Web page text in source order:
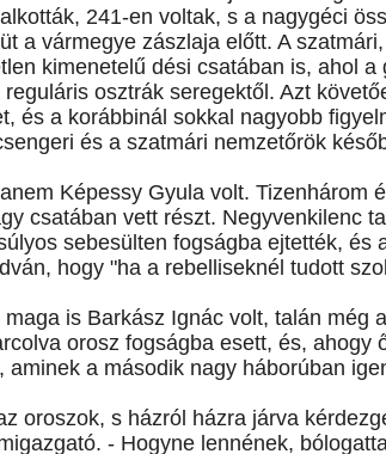
241-en voltak, s a nagygéci
a vármegye zászlaja előtt. A
kimenetelű dési csatában is, ahol a
osztrák seregektől. Azt
és a korábbinál sokkal nagyobb
és a szatmári nemzetőrök
Képessy Gyula volt. Tizenhárom
csatában vett részt. Negyvenkilenc
sebesülten fogságba ejtették, és
hogy "ha a rebelliseknél tudott
is Barkász Ignác volt, talán még
orosz fogságba esett, és, ahogy
a második nagy háborúban
oroszok, s házról házra járva
- Hogyne lennének,